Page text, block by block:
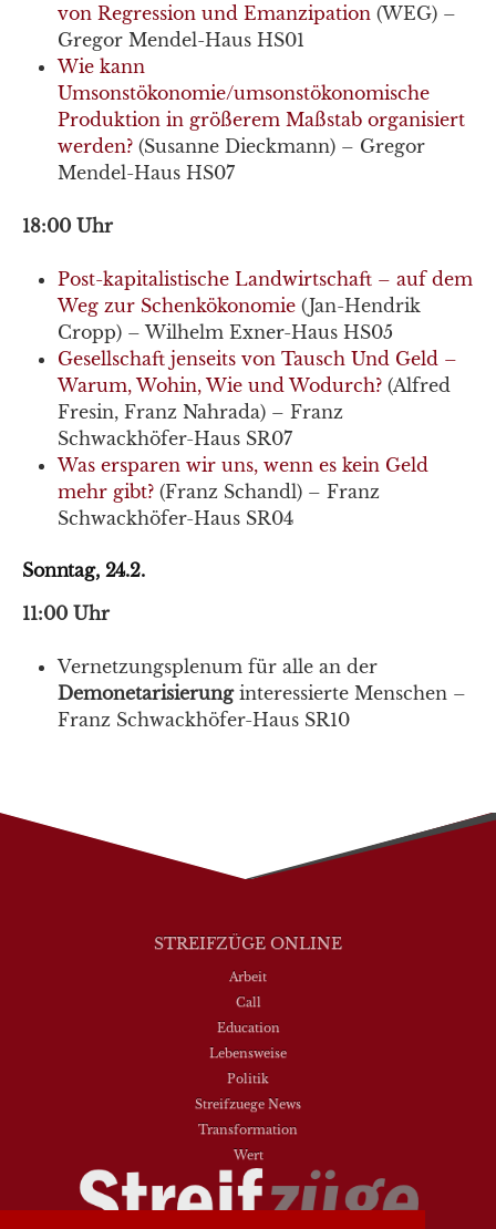
von Regression und Emanzipation (WEG) –
Gregor Mendel-Haus HS01
Wie kann
Umsonstökonomie/umsonstökonomische
Produktion in größerem Maßstab organisiert
werden? (Susanne Dieckmann) – Gregor
Mendel-Haus HS07
18:00 Uhr
Post-kapitalistische Landwirtschaft – auf dem
Weg zur Schenkökonomie (Jan-Hendrik
Cropp) – Wilhelm Exner-Haus HS05
Gesellschaft jenseits von Tausch Und Geld –
Warum, Wohin, Wie und Wodurch? (Alfred
Fresin, Franz Nahrada) – Franz
Schwackhöfer-Haus SR07
Was ersparen wir uns, wenn es kein Geld
mehr gibt? (Franz Schandl) – Franz
Schwackhöfer-Haus SR04
Sonntag, 24.2.
11:00 Uhr
Vernetzungsplenum für alle an der
Demonetarisierunginteressierte Menschen –
Franz Schwackhöfer-Haus SR10
STREIFZÜGE ONLINE
Arbeit
Call
Education
Lebensweise
Politik
Streifzuege News
Transformation
Wert